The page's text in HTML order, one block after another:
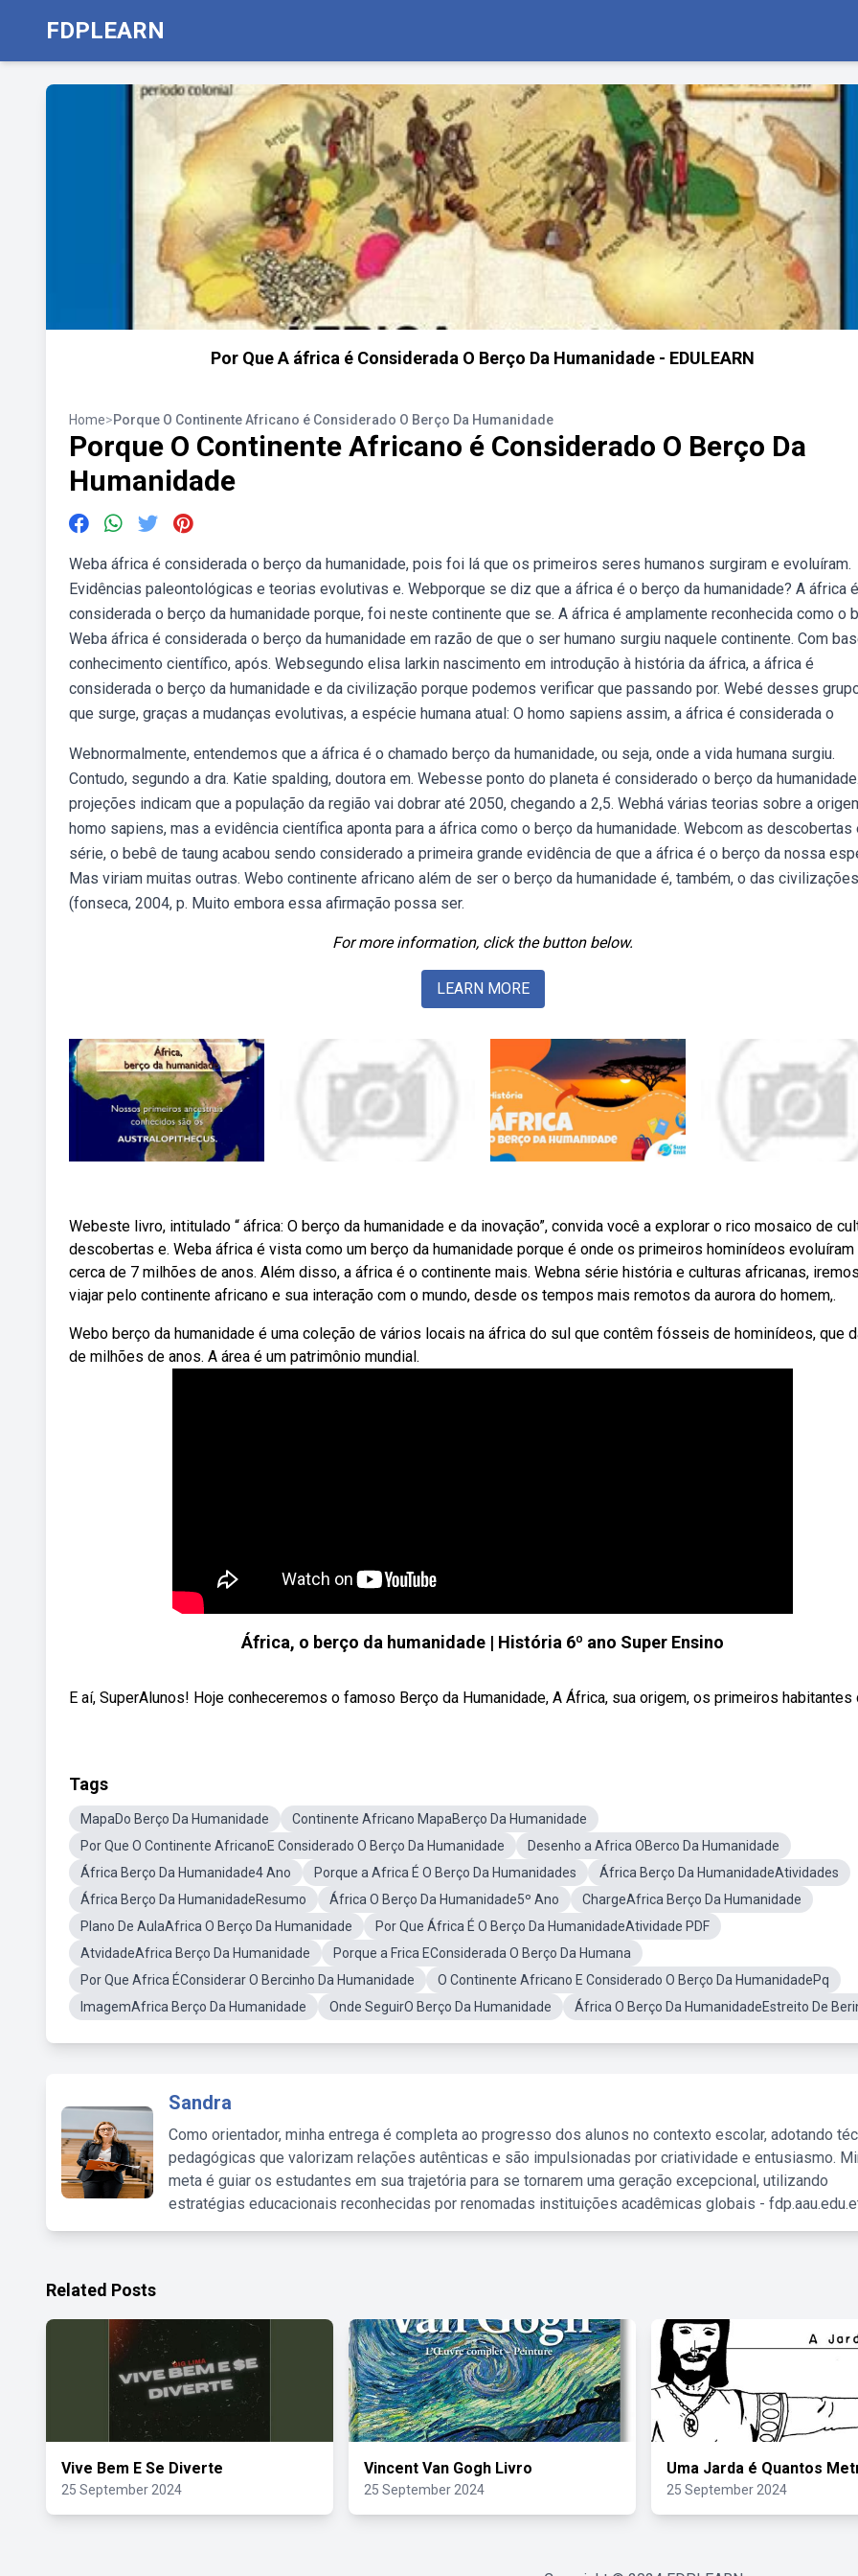
FDPLEARN
Por Que A áfrica é Considerada O Berço Da Humanidade - EDULEARN
Home>Porque O Continente Africano é Considerado O Berço Da Humanidade
Porque O Continente Africano é Considerado O Berço Da
Humanidade
Weba áfrica é considerada o berço da humanidade, pois foi lá que os primeiros seres humanos surgiram e evoluíram.
Evidências paleontológicas e teorias evolutivas e. Webporque se diz que a áfrica é o berço da humanidade? A áfrica é
considerada o berço da humanidade porque, foi neste continente que se. A áfrica é amplamente reconhecida como o
Weba áfrica é considerada o berço da humanidade em razão de que o ser humano surgiu naquele continente. Com
conhecimento científico, após. Websegundo elisa larkin nascimento em introdução à história da áfrica, a áfrica é
considerada o berço da humanidade e da civilização porque podemos verificar que passando por. Webé desses
que surge, graças a mudanças evolutivas, a espécie humana atual: O homo sapiens assim, a áfrica é considerada o
Webnormalmente, entendemos que a áfrica é o chamado berço da humanidade, ou seja, onde a vida humana surgiu.
Contudo, segundo a dra. Katie spalding, doutora em. Webesse ponto do planeta é considerado o berço da
projeções indicam que a população da região vai dobrar até 2050, chegando a 2,5. Webhá várias teorias sobre a
homo sapiens, mas a evidência científica aponta para a áfrica como o berço da humanidade. Webcom as descobertas
série, o bebê de taung acabou sendo considerado a primeira grande evidência de que a áfrica é o berço da nossa
Mas viriam muitas outras. Webo continente africano além de ser o berço da humanidade é, também, o das civilizações
(fonseca, 2004, p. Muito embora essa afirmação possa ser.
For more information, click the button below.
LEARN MORE
Webeste livro, intitulado “ áfrica: O berço da humanidade e da inovação”, convida você a explorar o rico mosaico de
descobertas e. Weba áfrica é vista como um berço da humanidade porque é onde os primeiros hominídeos evoluíram
cerca de 7 milhões de anos. Além disso, a áfrica é o continente mais. Webna série história e culturas africanas, iremos
viajar pelo continente africano e sua interação com o mundo, desde os tempos mais remotos da aurora do homem,.
Webo berço da humanidade é uma coleção de vários locais na áfrica do sul que contêm fósseis de hominídeos, que
de milhões de anos. A área é um patrimônio mundial.
África, o berço da humanidade | História 6º ano Super Ensino
E aí, SuperAlunos! Hoje conheceremos o famoso Berço da Humanidade, A África, sua origem, os primeiros habitantes
Tags
MapaDo Berço Da Humanidade
Continente Africano MapaBerço Da Humanidade
Por Que O Continente AfricanoE Considerado O Berço Da Humanidade
Desenho a Africa OBerco Da Humanidade
África Berço Da Humanidade4 Ano
Porque a Africa É O Berço Da Humanidades
África Berço Da HumanidadeAtividades
África Berço Da HumanidadeResumo
África O Berço Da Humanidade5º Ano
ChargeAfrica Berço Da Humanidade
Plano De AulaAfrica O Berço Da Humanidade
Por Que África É O Berço Da HumanidadeAtividade PDF
AtvidadeAfrica Berço Da Humanidade
Porque a Frica EConsiderada O Berço Da Humana
Por Que Africa ÉConsiderar O Bercinho Da Humanidade
O Continente Africano E Considerado O Berço Da HumanidadePq
ImagemAfrica Berço Da Humanidade
Onde SeguirO Berço Da Humanidade África O Berço Da HumanidadeEstreito De
Sandra
Como orientador, minha entrega é completa ao progresso dos alunos no contexto escolar, adotando
pedagógicas que valorizam relações autênticas e são impulsionadas por criatividade e entusiasmo.
meta é guiar os estudantes em sua trajetória para se tornarem uma geração excepcional, utilizando
estratégias educacionais reconhecidas por renomadas instituições acadêmicas globais -
Related Posts
Vive Bem E Se Diverte
25 September 2024
Vincent Van Gogh Livro
25 September 2024
Uma Jarda é Quantos
25 September 2024